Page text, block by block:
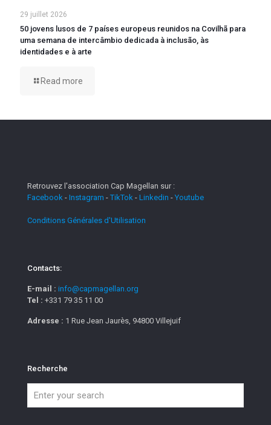
29 juillet 2026
50 jovens lusos de 7 países europeus reunidos na Covilhã para
uma semana de intercâmbio dedicada à inclusão, às
identidades e à arte
Read more
Retrouvez l'association Cap Magellan sur :
Facebook - Instagram -TikTok - Linkedin - Youtube
Conditions Générales d'Utilisation
Contacts:
E-mail : info@capmagellan.org
Tel : +331 79 35 11 00
Adresse : 1 Rue Jean Jaurès, 94800 Villejuif
Recherche